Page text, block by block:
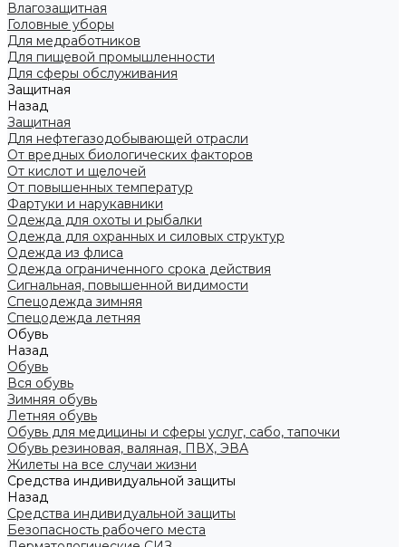
Влагозащитная
Головные уборы
Для медработников
Для пищевой промышленности
Для сферы обслуживания
Защитная
Назад
Защитная
Для нефтегазодобывающей отрасли
От вредных биологических факторов
От кислот и щелочей
От повышенных температур
Фартуки и нарукавники
Одежда для охоты и рыбалки
Одежда для охранных и силовых структур
Одежда из флиса
Одежда ограниченного срока действия
Сигнальная, повышенной видимости
Спецодежда зимняя
Спецодежда летняя
Обувь
Назад
Обувь
Вся обувь
Зимняя обувь
Летняя обувь
Обувь для медицины и сферы услуг, сабо, тапочки
Обувь резиновая, валяная, ПВХ, ЭВА
Жилеты на все случаи жизни
Средства индивидуальной защиты
Назад
Средства индивидуальной защиты
Безопасность рабочего места